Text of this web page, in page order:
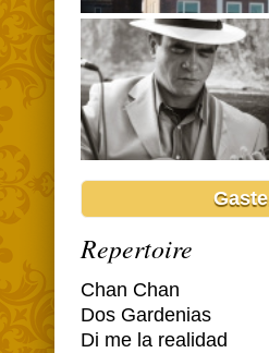
Repertoire
Chan Chan
Dos Gardenias
Di me la realidad